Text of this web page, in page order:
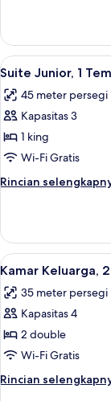
King
Suite
Superior,
1
Tidur
King
Lihat
semua
foto
untuk
Suite
Junior,
1
Tempat
King
(Superior)
3
Suite Junior, 1
45 meter persegi
Kapasitas 3
1 king
Wi-Fi Gratis
Rincian
Rincian
Suite
Junior,
1
Tidur
King
Lihat
semua
foto
untuk
Kamar
Keluarga,
2
Tempat
1
Kamar Keluarga,
35 meter persegi
Kapasitas 4
2 double
Wi-Fi Gratis
Rincian
Rincian